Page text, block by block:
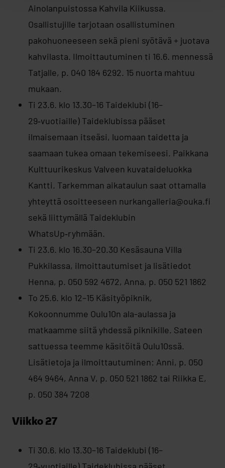
Ainolanpuistossa Kahvila Kiikussa.
Osallistujille tarjotaan osallistuminen
pakohuoneeseen sekä pieni syötävä + juotava
kahvilasta. Ilmoittautuminen ti 16.6. mennessä
Tatjalle, p. 040 184 6292. 15 nuorta mahtuu
mukaan.
Ti 23.6. klo 13.30–16 Taideklubi (16–
29‑vuotiaille) Taideklubissa pääset
ilmaisemaan itseäsi, luomaan taidetta ja
saamaan tukea omaan tekemiseesi. Paikkana
Kulttuurikeskus Valveen kuvataideluokka
Kantti. Tarkemman aikataulun saat ottamalla
yhteyttä osoitteeseen nurkangalleria@ouka.fi
sekä liittymällä Taideklubin
WhatsUp‑ryhmään.
Ti 23.6. klo 16.30–20.30 Kesäsauna Villa
Pukkilassa, ilmoittautumiset ja lisätiedot
Henna, p. 050 592 4672, Anna, p. 050 521 1862
To 25.6. klo 12–15 Käsityöpiknik,
Kokoonnumme Oulu10n ala-aulassa ja
matkaamme siitä yhdessä piknikille. Sateen
sattuessa teemme käsitöitä Oulu10ssä.
Lisätietoja ja ilmoittautuminen: Anni, p. 050
464 9464, Anna V, p. 050 521 1862 tai Riikka E,
p. 050 384 7208
Viikko 27
Ti 30.6. klo 13.30–16 Taideklubi (16–